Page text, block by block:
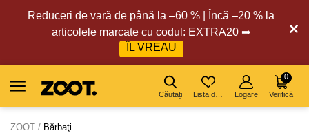
Reduceri de vară de până la –60 % | Încă –20 % la
articolele marcate cu codul: EXTRA20 ➡
ÎL VREAU
Căutați Logare Verifică
0
ZOOT Bărbaţi